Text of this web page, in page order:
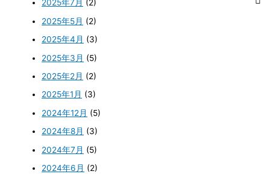
2025年7月 (2)
2025年5月 (2)
2025年4月 (3)
2025年3月 (5)
2025年2月 (2)
2025年1月 (3)
2024年12月 (5)
2024年8月 (3)
2024年7月 (5)
2024年6月 (2)